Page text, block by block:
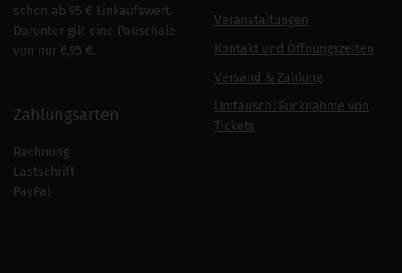
schon ab 95 € Einkaufswert.
Darunter gilt eine Pauschale
von nur 6,95 €.
Zahlungsarten
Rechnung
Lastschrift
PayPal
Veranstaltungen
Kontakt und Öffnungszeiten
Versand & Zahlung
Umtausch/Rücknahme von
Tickets